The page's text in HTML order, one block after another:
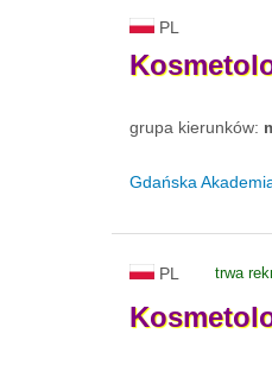
PL
grupa kierunków:
Gdańska
PL trwa